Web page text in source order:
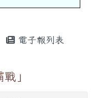
電子報列表
」